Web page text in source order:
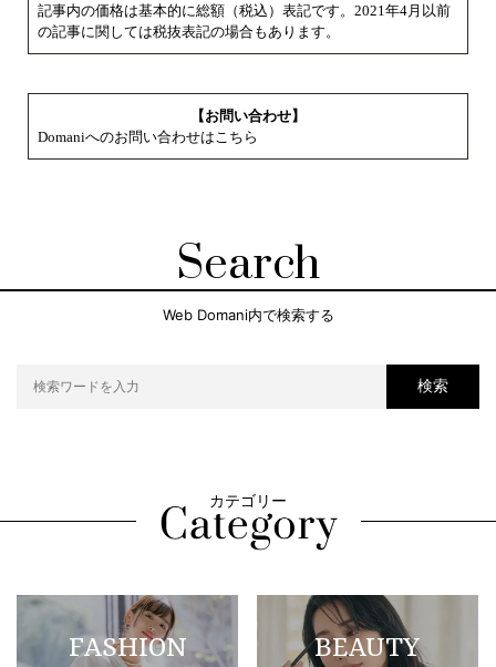
記事内の価格は基本的に総額（税込）表記です。2021年4月以前
の記事に関しては税抜表記の場合もあります。
【お問い合わせ】
Domaniへのお問い合わせはこちら
Search
Web Domani内で検索する
検索
カテゴリー
FASHION BEAUTY